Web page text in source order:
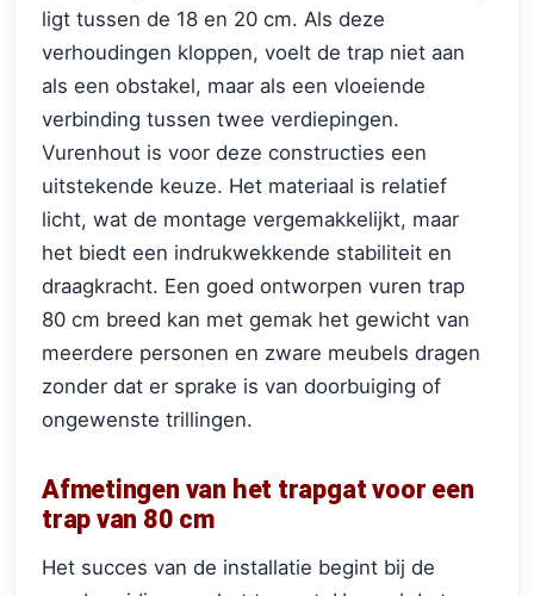
ligt tussen de 18 en 20 cm. Als deze
verhoudingen kloppen, voelt de trap niet aan
als een obstakel, maar als een vloeiende
verbinding tussen twee verdiepingen.
Vurenhout is voor deze constructies een
uitstekende keuze. Het materiaal is relatief
licht, wat de montage vergemakkelijkt, maar
het biedt een indrukwekkende stabiliteit en
draagkracht. Een goed ontworpen vuren trap
80 cm breed kan met gemak het gewicht van
meerdere personen en zware meubels dragen
zonder dat er sprake is van doorbuiging of
ongewenste trillingen.
Afmetingen van het trapgat voor een
trap van 80 cm
Het succes van de installatie begint bij de